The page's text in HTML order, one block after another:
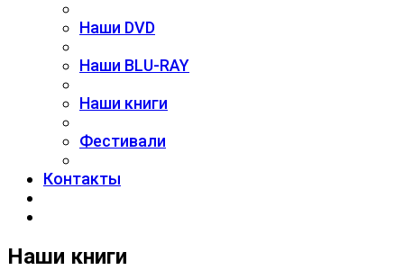
Наши DVD
Наши BLU-RAY
Наши книги
Фестивали
Контакты
Наши книги